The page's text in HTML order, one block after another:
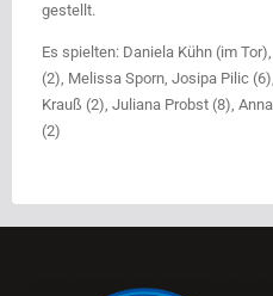
gestellt.
Es spielten: Daniela Kühn (im
(2), Melissa Sporn, Josipa Pilic
Krauß (2), Juliana Probst (8),
(2)